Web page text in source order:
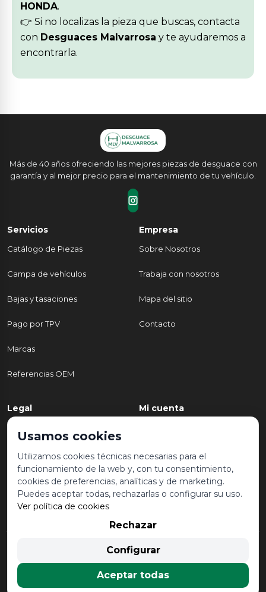
HONDA.
👉 Si no localizas la pieza que buscas, contacta
con Desguaces Malvarrosa y te ayudaremos a
encontrarla.
Más de 40 años ofreciendo las mejores piezas de desguace con
garantía y al mejor precio para el mantenimiento de tu vehículo.
Servicios
Catálogo de Piezas
Campa de vehículos
Bajas y tasaciones
Pago por TPV
Marcas
Referencias OEM
Empresa
Sobre Nosotros
Trabaja con nosotros
Mapa del sitio
Contacto
Legal
Política de Privacidad
Aviso legal y condiciones de
uso
Política de Cookies
Mi cuenta
Mis pedidos
Lista de deseos
© 2026 Desguace Malvarrosa. Todos los derechos reservados |
Desarrollado por
Usamos cookies
Utilizamos cookies técnicas necesarias para el
funcionamiento de la web y, con tu consentimiento,
cookies de preferencias, analíticas y de marketing.
Puedes aceptar todas, rechazarlas o configurar su uso.
Ver política de cookies
Rechazar
Configurar
Aceptar todas